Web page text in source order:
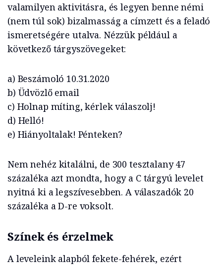
valamilyen aktivitásra, és legyen benne némi
(nem túl sok) bizalmasság a címzett és a feladó
ismeretségére utalva. Nézzük például a
következő tárgyszövegeket:
a) Beszámoló 10.31.2020
b) Üdvözlő email
c) Holnap míting, kérlek válaszolj!
d) Helló!
e) Hiányoltalak! Pénteken?
Nem nehéz kitalálni, de 300 tesztalany 47
százaléka azt mondta, hogy a C tárgyú levelet
nyitná ki a legszívesebben. A válaszadók 20
százaléka a D-re voksolt.
Színek és érzelmek
A leveleink alapból fekete-fehérek, ezért